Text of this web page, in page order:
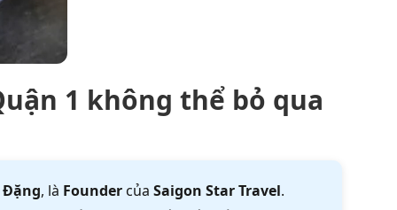
1 không thể bỏ qua
, là Foundercủa Saigon Star Travel.